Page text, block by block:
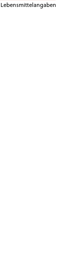
Lebensmittelangaben